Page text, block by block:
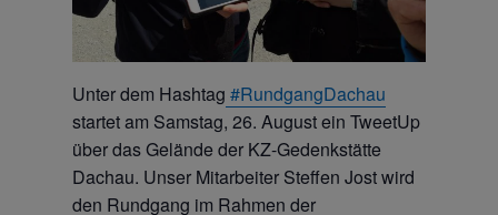
Unter dem Hashtag #RundgangDachau
startet am Samstag, 26. August ein TweetUp
über das Gelände der KZ-Gedenkstätte
Dachau. Unser Mitarbeiter Steffen Jost wird
den Rundgang im Rahmen der